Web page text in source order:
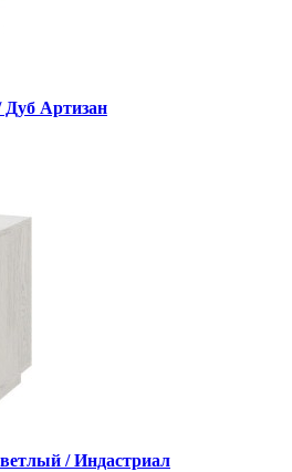
Артизан
/ Индастриал